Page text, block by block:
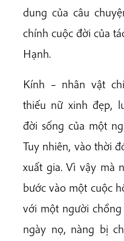
dung của câu
chính cuộc đời của
Hạnh.
Kính – nhân vật
thiếu nữ xinh đẹp,
đời sống của một
Tuy nhiên, vào thời
xuất gia. Vì vậy mà
bước vào một cuộc
với một người
ngày nọ, nàng bị